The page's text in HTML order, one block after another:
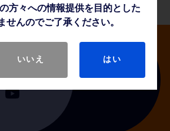
方々への情報提供を目的とした
せんのでご了承ください。
いいえ はい